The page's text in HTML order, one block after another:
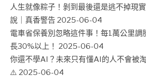
人生就像粽子！剝到最後還是逃不掉現
說｜真香警告 2025-06-04
電車省保養別忽略這件事！每1萬公里調
長30%以上！ 2025-06-04
你還不學AI？未來只有懂AI的人不會被
⚠️ 2025-06-04